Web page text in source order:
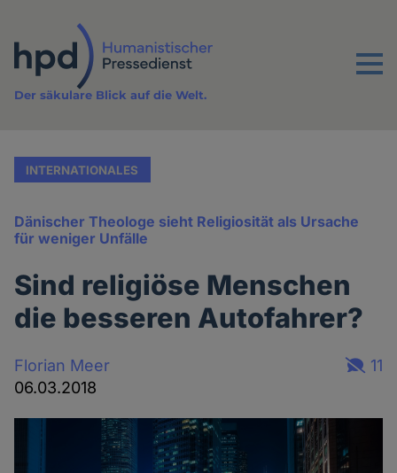
Inhalt
Menu
Der säkulare Blick auf die Welt.
INTERNATIONALES
Dänischer Theologe sieht Religiosität als Ursache
für weniger Unfälle
Sind religiöse Menschen
die besseren Autofahrer?
Florian Meer
06.03.2018
11